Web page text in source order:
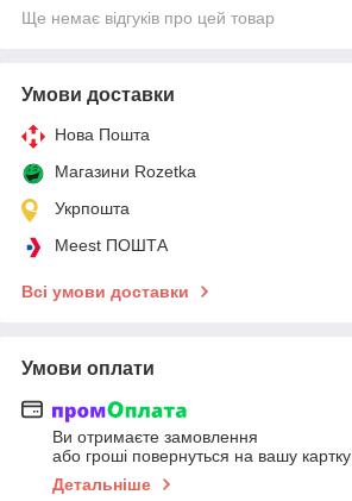
Ще немає відгуків про цей товар
Умови доставки
Нова Пошта
Магазини Rozetka
Укрпошта
Meest ПОШТА
Всі умови доставки
Умови оплати
Ви отримаєте замовлення
або гроші повернуться на вашу картку
Детальніше